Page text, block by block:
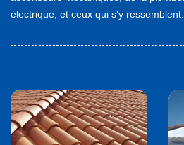
électrique, et ceux qui s'y ressemblent.